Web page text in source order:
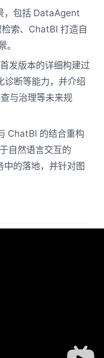
，包括 DataAgent
索、ChatBI 打造自
。
发版本的详细构建过
诊断等能力，并介绍
与治理等未来规
ChatBI 的结合重构
自然语言交互的
的落地，并针对图